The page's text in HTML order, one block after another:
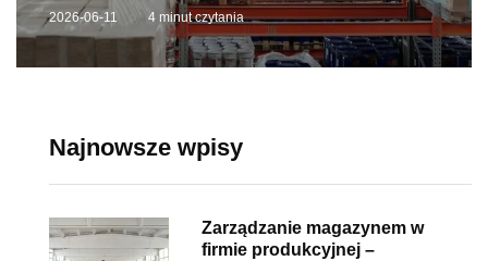
2026-06-11 4 minut czytania
Najnowsze wpisy
Zarządzanie magazynem w
firmie produkcyjnej –